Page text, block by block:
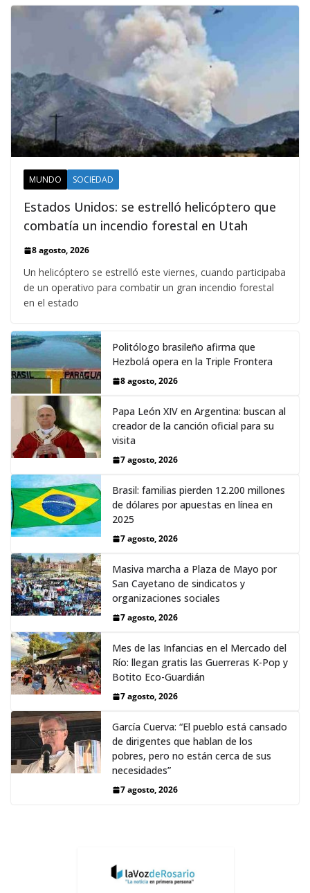
MUNDO SOCIEDAD
Estados Unidos: se estrelló helicóptero que
combatía un incendio forestal en Utah
8 agosto, 2026
Un helicóptero se estrelló este viernes, cuando participaba
de un operativo para combatir un gran incendio forestal
en el estado
Politólogo brasileño afirma que
Hezbolá opera en la Triple Frontera
8 agosto, 2026
Papa León XIV en Argentina: buscan al
creador de la canción oficial para su
visita
7 agosto, 2026
Brasil: familias pierden 12.200 millones
de dólares por apuestas en línea en
2025
7 agosto, 2026
Masiva marcha a Plaza de Mayo por
San Cayetano de sindicatos y
organizaciones sociales
7 agosto, 2026
Mes de las Infancias en el Mercado del
Río: llegan gratis las Guerreras K-Pop y
Botito Eco-Guardián
7 agosto, 2026
García Cuerva: “El pueblo está cansado
de dirigentes que hablan de los
pobres, pero no están cerca de sus
necesidades”
7 agosto, 2026